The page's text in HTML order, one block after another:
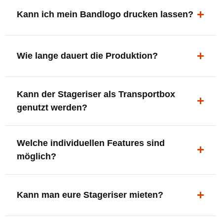
ergonomisch, sicher und gut sichtbar.
Kann ich mein Bandlogo drucken lassen?
deine Bühne, deine Marke.
Wie lange dauert die Produktion?
innerhalb Deutschlands kostenfrei.
Kann der Stageriser als Transportbox
genutzt werden?
oder Zubehör nutzen.
Welche individuellen Features sind
möglich?
XLR-Brücke / Schnittstelle
Setlist-Clip
Kann man eure Stageriser mieten?